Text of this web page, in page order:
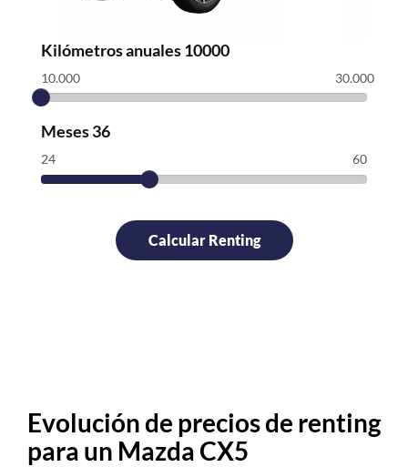
Kilómetros anuales10000
10.000 30.000
Meses36
24 60
Evolución de precios de renting
para un Mazda CX5